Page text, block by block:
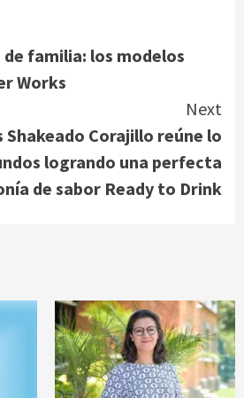
de familia: los modelos
Works
Next
Shakeado Corajillo reúne lo
logrando una perfecta
de sabor Ready to Drink